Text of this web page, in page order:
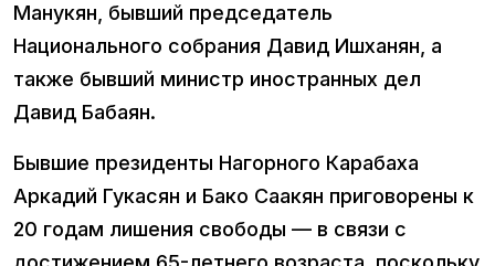
Манукян, бывший председатель
Национального собрания Давид Ишханян, а
также бывший министр иностранных дел
Давид Бабаян.
Бывшие президенты Нагорного Карабаха
Аркадий Гукасян и Бако Саакян приговорены к
20 годам лишения свободы — в связи с